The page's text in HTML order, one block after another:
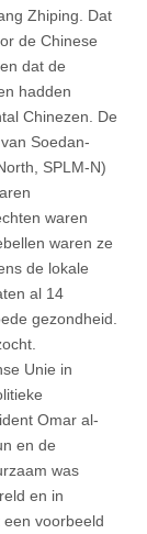
Zhiping. Dat
de Chinese
dat de
hadden
Chinezen. De
Soedan-
SPLM-N)
waren
waren ze
de lokale
al 14
gezondheid.
Unie in
Omar al-
en de
was
en in
voorbeeld